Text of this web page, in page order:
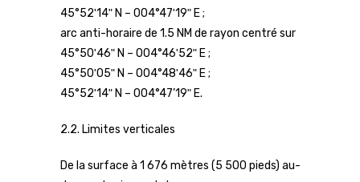
45°52ʹ14ʺ N – 004°47ʹ19ʺ E ;
arc anti-horaire de 1.5 NM de rayon centré sur
45°50ʹ46ʺ N – 004°46ʹ52ʺ E ;
45°50ʹ05ʺ N – 004°48ʹ46ʺ E ;
45°52ʹ14ʺ N – 004°47’19ʺ E.
2.2. Limites verticales
De la surface à 1 676 mètres (5 500 pieds) au-